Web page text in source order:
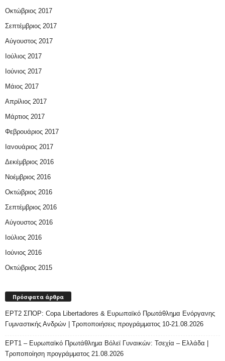
Οκτώβριος 2017
Σεπτέμβριος 2017
Αύγουστος 2017
Ιούλιος 2017
Ιούνιος 2017
Μάιος 2017
Απρίλιος 2017
Μάρτιος 2017
Φεβρουάριος 2017
Ιανουάριος 2017
Δεκέμβριος 2016
Νοέμβριος 2016
Οκτώβριος 2016
Σεπτέμβριος 2016
Αύγουστος 2016
Ιούλιος 2016
Ιούνιος 2016
Οκτώβριος 2015
Πρόσφατα άρθρα
ΕΡΤ2 ΣΠΟΡ: Copa Libertadores & Ευρωπαϊκό Πρωτάθλημα Ενόργανης
Γυμναστικής Ανδρών | Τροποποιήσεις προγράμματος 10-21.08.2026
ΕΡΤ1 – Ευρωπαϊκό Πρωτάθλημα Βόλεϊ Γυναικών: Τσεχία – Ελλάδα |
Τροποποίηση προγράμματος 21.08.2026